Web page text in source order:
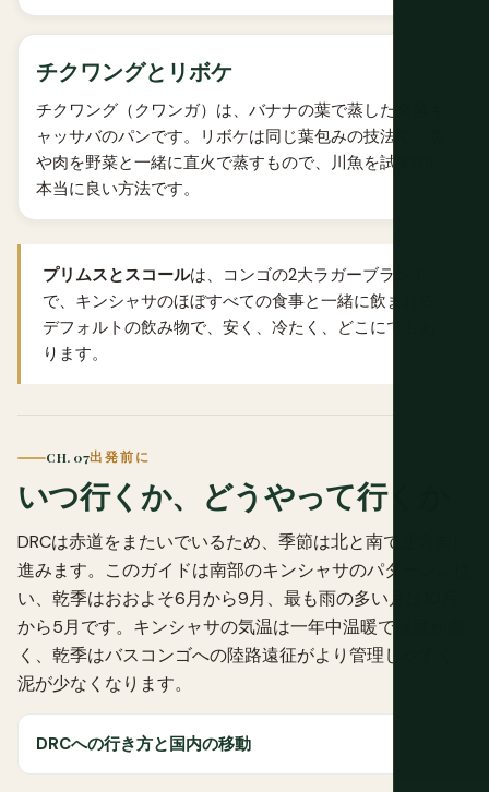
チクワングとリボケ
チクワング（クワンガ）は、バナナの葉で蒸した発酵キ
ャッサバのパンです。リボケは同じ葉包みの技法で、魚
や肉を野菜と一緒に直火で蒸すもので、川魚を試すのに
本当に良い方法です。
プリムスとスコールは、コンゴの2大ラガーブランド
で、キンシャサのほぼすべての食事と一緒に飲まれる
デフォルトの飲み物で、安く、冷たく、どこにでもあ
ります。
CH. 07出発前に
いつ行くか、どうやって行くか
DRCは赤道をまたいでいるため、季節は北と南で逆方向に
進みます。このガイドは南部のキンシャサのパターンに従
い、乾季はおおよそ6月から9月、最も雨の多い月は10月
から5月です。キンシャサの気温は一年中温暖で湿度が高
く、乾季はバスコンゴへの陸路遠征がより管理しやすく、
泥が少なくなります。
DRCへの行き方と国内の移動